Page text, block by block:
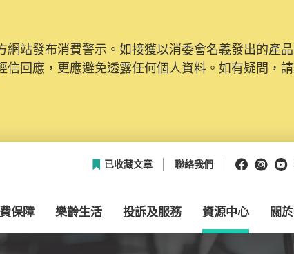
站發布消費警示。如接獲以消委會名義發出的產
回應，更應避免透露任何個人資料。如有疑問，
已收藏文章 聯絡我們
保障 樂齡生活 投訴及服務 資源中心 關